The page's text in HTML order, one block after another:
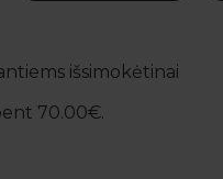
išsimokėtinai
70.00€.